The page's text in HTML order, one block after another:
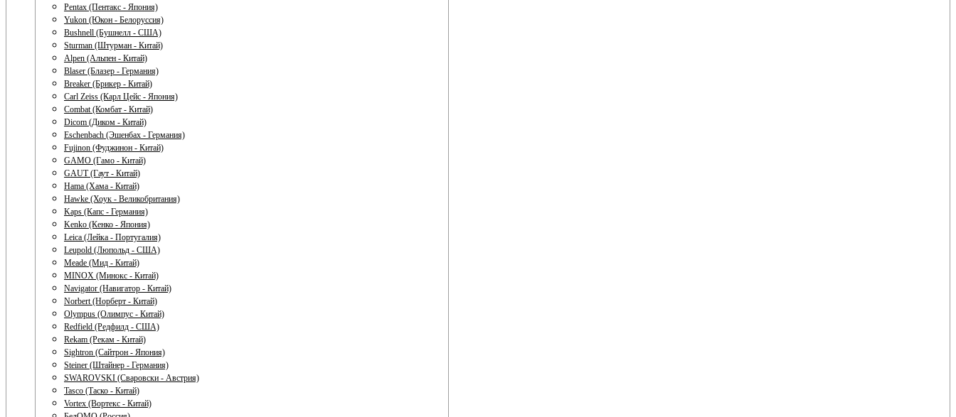
Pentax (Пентакс - Япония)
Yukon (Юкон - Белоруссия)
Bushnell (Бушнелл - США)
Sturman (Штурман - Китай)
Alpen (Альпен - Китай)
Blaser (Блазер - Германия)
Breaker (Брикер - Китай)
Carl Zeiss (Карл Цейс - Япония)
Combat (Комбат - Китай)
Dicom (Диком - Китай)
Eschenbach (Эшенбах - Германия)
Fujinon (Фуджинон - Китай)
GAMO (Гамо - Китай)
GAUT (Гаут - Китай)
Hama (Хама - Китай)
Hawke (Хоук - Великобритания)
Kaps (Капс - Германия)
Kenko (Кенко - Япония)
Leica (Лейка - Португалия)
Leupold (Люпольд - США)
Meade (Мид - Китай)
MINOX (Минокс - Китай)
Navigator (Навигатор - Китай)
Norbert (Норберт - Китай)
Olympus (Олимпус - Китай)
Redfield (Редфилд - США)
Rekam (Рекам - Китай)
Sightron (Сайтрон - Япония)
Steiner (Штайнер - Германия)
SWAROVSKI (Сваровски - Австрия)
Tasco (Таско - Китай)
Vortex (Вортекс - Китай)